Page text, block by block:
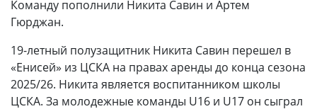
Команду пополнили Никита Савин и Артем
Гюрджан.
19-летный полузащитник Никита Савин перешел в
«Енисей» из ЦСКА на правах аренды до конца сезона
2025/26. Никита является воспитанником школы
ЦСКА. За молодежные команды U16 и U17 он сыграл